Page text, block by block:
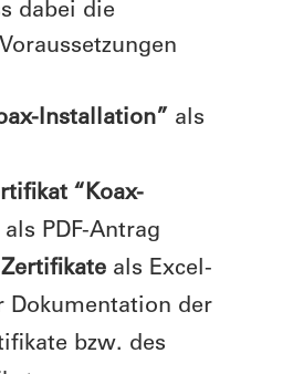
dabei die
Installation” als
“Koax-
als PDF-Antrag
als Excel-
Dokumentation der
bzw. des